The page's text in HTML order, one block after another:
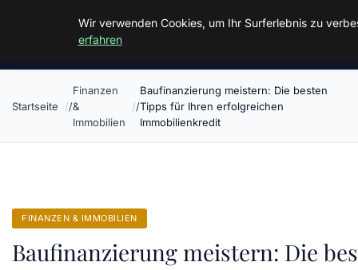
Malzminden
Startseite
Finanzen
&
Immobilien
Baufinanzierung meistern: Die besten
Tipps für Ihren erfolgreichen
Immobilienkredit
FINANZEN & IMMOBILIEN
Baufinanzierung meistern: Die
Wir verwenden Cookies, um Ihr Surferlebnis zu
erfahren